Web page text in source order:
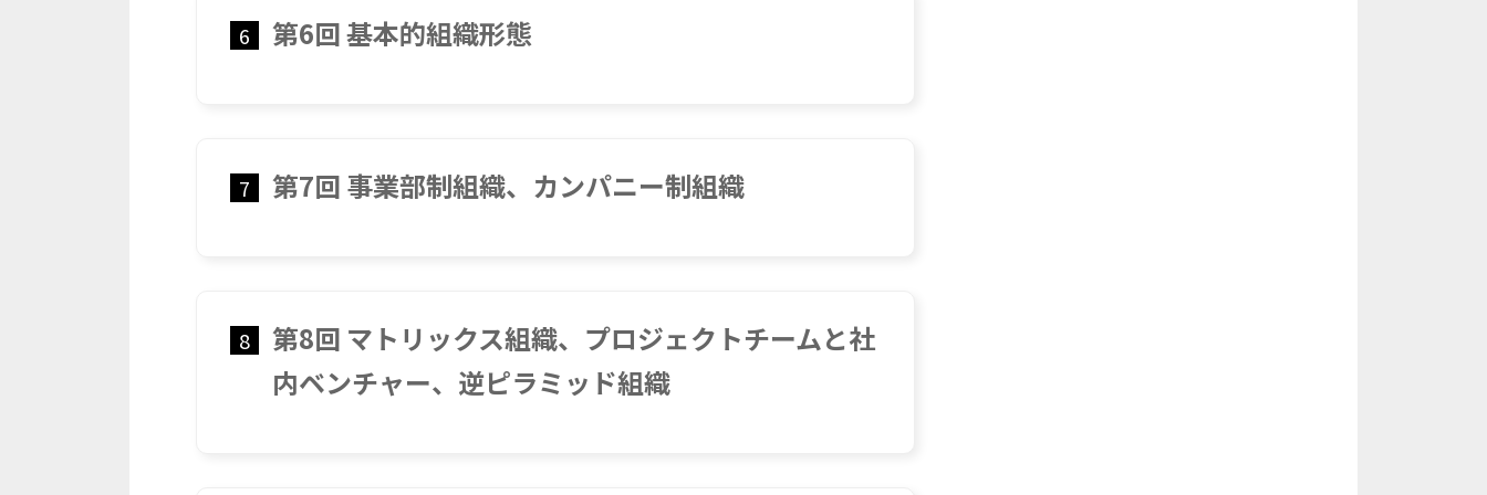
6 第6回 基本的組織形態
7 第7回 事業部制組織、カンパニー制組織
8
第8回 マトリックス組織、プロジェクトチームと社
内ベンチャー、逆ピラミッド組織